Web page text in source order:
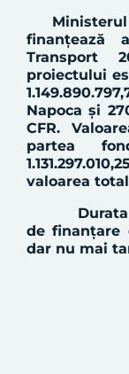
Ministerul
finanțează
Transport
proiectului
Napocași 2
CFR. Valoare
partea
valoarea
Durata
definanțare
dar nu mai